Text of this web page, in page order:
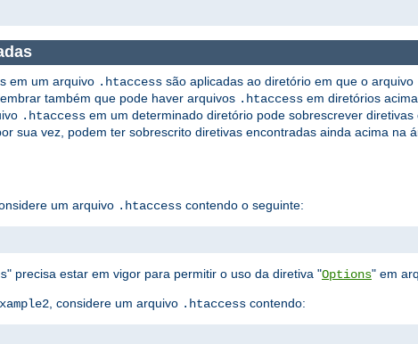
em um arquivo .htaccess são aplicadas ao diretório em que o arquivo
também que pode haver arquivos .htaccess em diretórios
.htaccess em um determinado diretório pode sobrescrever
sua vez, podem ter sobrescrito diretivas encontradas ainda acima na
um arquivo .htaccess contendo o seguinte:
" precisa estar em vigor para permitir o uso da diretiva "Options" em
, considere um arquivo .htaccess contendo: